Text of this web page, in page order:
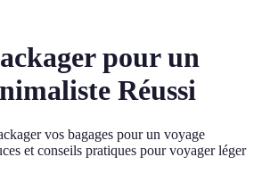
pour un
Réussi
vos bagages pour un voyage
et conseils pratiques pour voyager léger